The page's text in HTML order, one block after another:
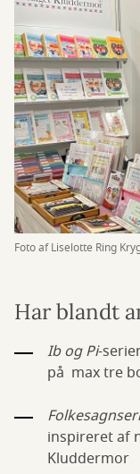
Foto af Liselotte Ring
Har blandt
Ib og Pi-
på max tre
inspireret af
Kluddermor